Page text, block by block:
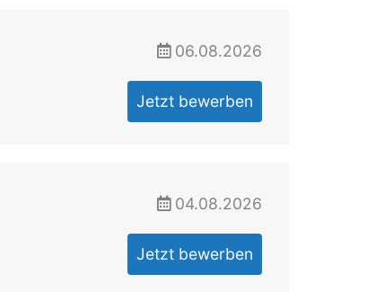
06.08.2026
Jetzt bewerben
04.08.2026
Jetzt bewerben